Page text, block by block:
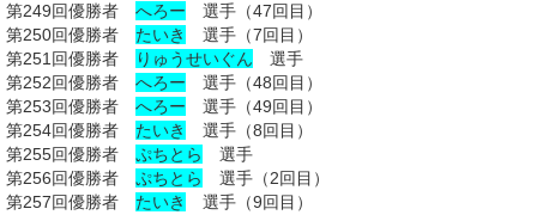
第249回優勝者 へろー 選手（47回目）
第250回優勝者 たいき
選手（7回目）
第251回優勝者
りゅうせいぐん 選手
第252回優勝者 へろー 選手（48回目）
第253回優勝者 へろー 選手（49回目）
第254回優勝者 たいき
選手（8回目）
第255回優勝者 ぷちとら
選手
第256回優勝者 ぷちとら
選手（2回目）
第257回優勝者 たいき
選手（9回目）